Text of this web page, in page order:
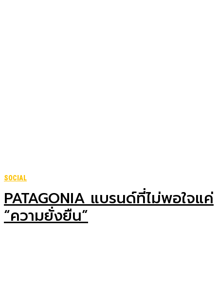
SOCIAL
PATAGONIA แบรนด์ที่ไม่พอใจแค่
“ความยั่งยืน”